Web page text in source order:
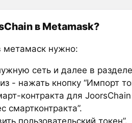
в Metamask?
метамаск нужно:
сеть и далее в
- нажать кнопку “Импорт
контракта для
смартконтракта”.